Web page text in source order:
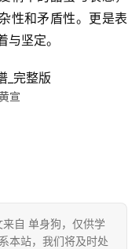
性和矛盾性。更是表
与坚定。
宣
自 单身狗，仅供学
本站，我们将及时处